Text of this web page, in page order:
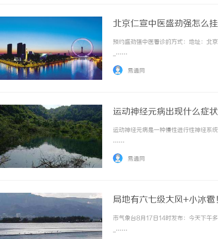
北京仁宣中医盛劲强怎么
预约盛劲强中医看诊的方式：地址：北
...……
易通网
运动神经元病出现什么症
运动神经元病是一种慢性进行性神经系
……
易通网
局地有六七级大风+小冰
市气象台8月17日14时发布：今天下午
...……